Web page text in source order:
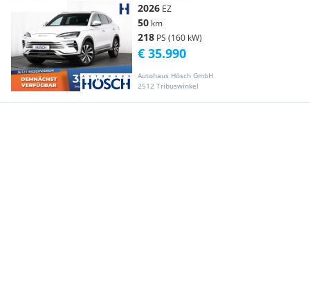
2026 EZ
50 km
218 PS (160 kW)
Autohaus Hösch GmbH
2512 Tribuswinkel
€ 35.990